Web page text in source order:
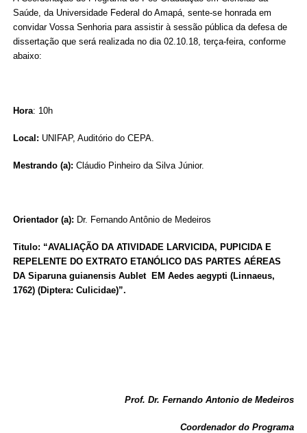
Saúde, da Universidade Federal do Amapá, sente-se honrada em
convidar Vossa Senhoria para assistir à sessão pública da defesa de
dissertação que será realizada no dia 02.10.18, terça-feira, conforme
abaixo:
Hora: 10h
Local: UNIFAP, Auditório do CEPA.
Mestrando (a): Cláudio Pinheiro da Silva Júnior.
Orientador (a): Dr. Fernando Antônio de Medeiros
Titulo: “AVALIAÇÃO DA ATIVIDADE LARVICIDA, PUPICIDA E
REPELENTE DO EXTRATO ETANÓLICO DAS PARTES AÉREAS
DA Siparuna guianensis Aublet EM Aedes aegypti (Linnaeus,
1762) (Diptera: Culicidae)”.
Prof. Dr. Fernando Antonio de Medeiros
Coordenador do Programa